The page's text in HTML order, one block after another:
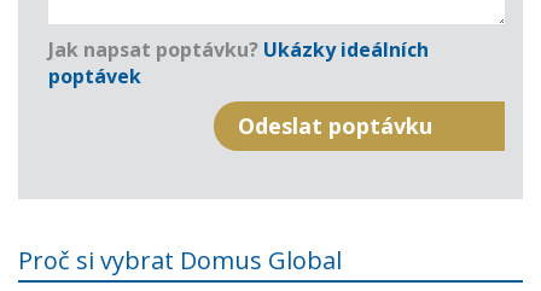
Jak napsat poptávku? Ukázky ideálních
poptávek
Proč si vybrat Domus Global